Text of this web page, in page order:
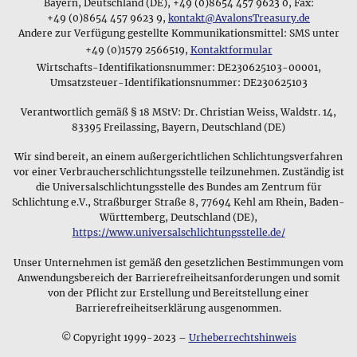
des jeweiligenSchmuckstücksbei uns finden, ihre
Kaufentscheidung unterstützen werden.
Am Anfang bestand unser Schmucksortiment vor allem
aus edlen Steinen und Mineralien, die man als gebohrte
Silberschlafe tragen konnte - diese Art des Schmucks gibt es
bereits seit der Frühzeit und auch hier achteten wir darauf,
möglichst viele Informationen zu den verschiedenen
Mineralienonline zu stellen und außerdem nur Steine mit
gemmologisch garantierter Qualität anzubieten.
Mittlerweile haben wir Schmuck aus diversen Materialien wie
z.B. Zinn, Kupfer, Messing, Glas, Silber und Gold im Angebot
und führen angefangen bei keltischem Schmuck,
Bernsteinschmuck usw. Stücke aus vielen verschiedenen
Epochen.
Unsere Schmuckauswahl
seinen Status signalisieren.
Magische Zeichen als Schmuck
⚲
Die Wikinger trugen Amulette,
deren Symbole ihre Götter &
Mythen darstellten
Schmuckstücken, die wegen anderen Zwecken getragen
Bayern, Deutschland (DE), +49 (0)8654 457 9623 0, Fax:
+49 (0)8654 457 9623 9, kontakt@AvalonsTreasury.de
Andere zur Verfügung gestellte Kommunikationsmittel: SMS unter
+49 (0)1579 2566519, Kontaktformular
Wirtschafts-Identifikationsnummer: DE230625103-00001,
Umsatzsteuer-Identifikationsnummer: DE230625103
Verantwortlich gemäß § 18 MStV: Dr. Christian Weiss, Waldstr. 14,
83395 Freilassing, Bayern, Deutschland (DE)
Wir sind bereit, an einem außergerichtlichen Schlichtungsverfahren
vor einer Verbraucherschlichtungsstelle teilzunehmen. Zuständig ist
die Universalschlichtungsstelle des Bundes am Zentrum für
Schlichtung e.V., Straßburger Straße 8, 77694 Kehl am Rhein, Baden-
Württemberg, Deutschland (DE),
https://www.universalschlichtungsstelle.de/
Unser Unternehmen ist gemäß den gesetzlichen Bestimmungen vom
Anwendungsbereich der Barrierefreiheitsanforderungen und somit
von der Pflicht zur Erstellung und Bereitstellung einer
Barrierefreiheitserklärung ausgenommen.
© Copyright 1999-2023 – Urheberrechtshinweis